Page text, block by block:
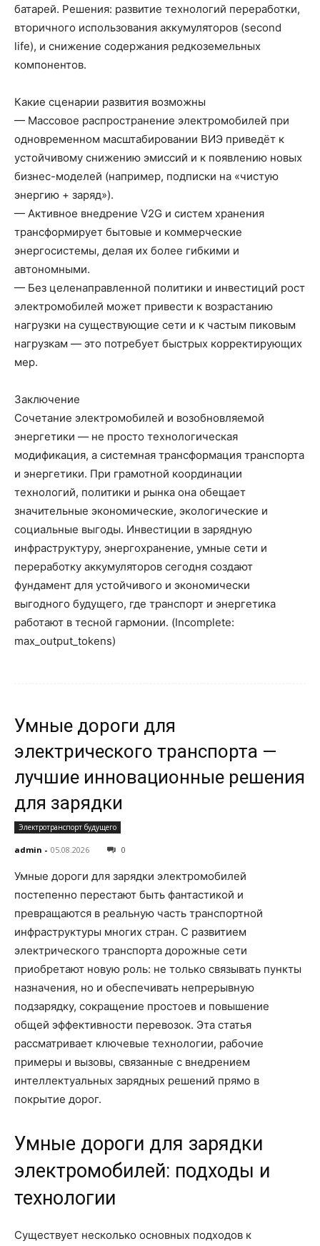
батарей. Решения: развитие технологий переработки,
вторичного использования аккумуляторов (second
life), и снижение содержания редкоземельных
компонентов.
Какие сценарии развития возможны
— Массовое распространение электромобилей при
одновременном масштабировании ВИЭ приведёт к
устойчивому снижению эмиссий и к появлению новых
бизнес-моделей (например, подписки на «чистую
энергию + заряд»).
— Активное внедрение V2G и систем хранения
трансформирует бытовые и коммерческие
энергосистемы, делая их более гибкими и
автономными.
— Без целенаправленной политики и инвестиций рост
электромобилей может привести к возрастанию
нагрузки на существующие сети и к частым пиковым
нагрузкам — это потребует быстрых корректирующих
мер.
Заключение
Сочетание электромобилей и возобновляемой
энергетики — не просто технологическая
модификация, а системная трансформация транспорта
и энергетики. При грамотной координации
технологий, политики и рынка она обещает
значительные экономические, экологические и
социальные выгоды. Инвестиции в зарядную
инфраструктуру, энергохранение, умные сети и
переработку аккумуляторов сегодня создают
фундамент для устойчивого и экономически
выгодного будущего, где транспорт и энергетика
работают в тесной гармонии. (Incomplete:
max_output_tokens)
Умные дороги для
электрического транспорта —
лучшие инновационные решения
для зарядки
Электротранспорт будущего
admin - 05.08.2026 0
Умные дороги для зарядки электромобилей
постепенно перестают быть фантастикой и
превращаются в реальную часть транспортной
инфраструктуры многих стран. С развитием
электрического транспорта дорожные сети
приобретают новую роль: не только связывать пункты
назначения, но и обеспечивать непрерывную
подзарядку, сокращение простоев и повышение
общей эффективности перевозок. Эта статья
рассматривает ключевые технологии, рабочие
примеры и вызовы, связанные с внедрением
интеллектуальных зарядных решений прямо в
покрытие дорог.
Умные дороги для зарядки
электромобилей: подходы и
технологии
Существует несколько основных подходов к